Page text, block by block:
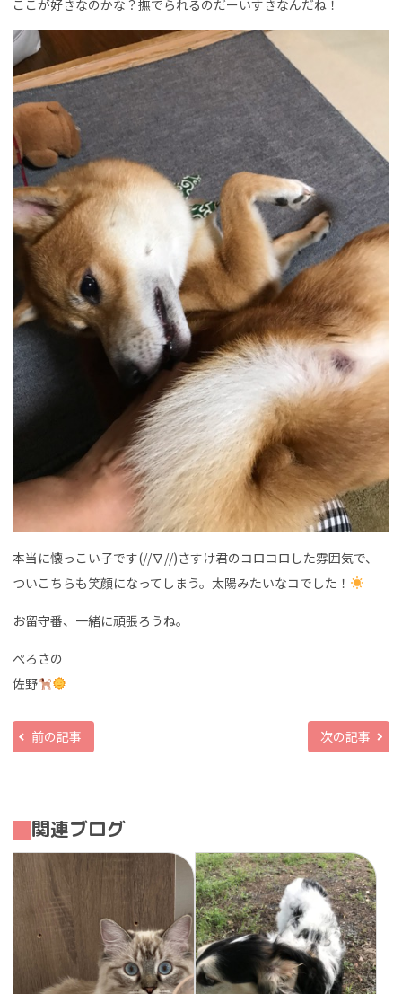
ここが好きなのかな？撫でられるのだーいすきなんだね！
本当に懐っこい子です(//∇//)さすけ君のコロコロした雰囲気で、
ついこちらも笑顔になってしまう。太陽みたいなコでした！
お留守番、一緒に頑張ろうね。
ぺろさの
佐野
前の記事 次の記事
関連ブログ